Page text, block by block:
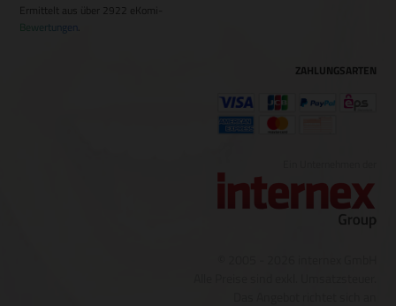
Ermittelt aus über 2922 eKomi-
Bewertungen
ZAHLUNGSARTEN